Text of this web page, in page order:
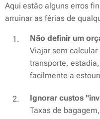
Aqui estão alguns erros
arruinar as férias de
Não definir um
Viajar sem
transporte,
facilmente a
Ignorar custos
Taxas de